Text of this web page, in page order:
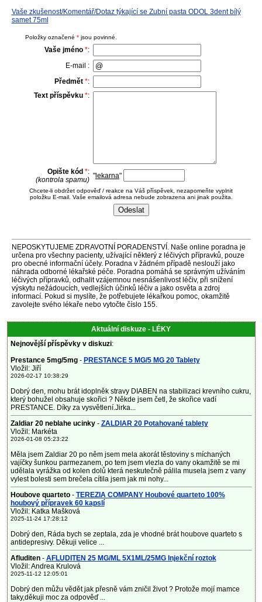
Vaše zkušenost/Komentář/Dotaz týkající se Zubní pasta ODOL 3dent bílý
samet 75ml
Položky označené * jsou povinné.
Vaše jméno *:
E-mail :
Předmět *:
Text příspěvku *:
Opište kód *:
(kontrola spamu) " lekarna"
Chcete-li obdržet odpověď / reakce na Váš příspěvek, nezapomeňte vyplnit
položku E-mail. Vaše emailová adresa nebude zobrazena ani jinak použita.
NEPOSKYTUJEME ZDRAVOTNÍ PORADENSTVÍ. Naše online poradna je
určena pro všechny pacienty, užívající některý z léčivých přípravků, pouze
pro obecné informační účely. Poradna v žádném případě neslouží jako
náhrada odborné lékařské péče. Poradna pomáhá se správným užíváním
léčivých přípravků, odhalit vzájemnou nesnášenlivost léčiv, při snížení
výskytu nežádoucích, vedlejších účinků léčiv a jako osvěta a zdroj
informací. Pokud si myslíte, že potřebujete lékařkou pomoc, okamžitě
zavolejte svého lékaře nebo vytočte číslo 155.
Aktuální diskuze - LÉKY
Nejnovější příspěvky v diskuzi:
Prestance 5mg/5mg- PRESTANCE 5 MG/5 MG 20 Tablety
Vložil: Jiří
2026-02-17 10:38:29
Dobrý den, mohu brát idoplněk stravy DIABEN na stabilizaci krevního cukru,
který bohužel obsahuje skořici ? Někde jsem četl, že skořice vadí
PRESTANCE. Díky za vysvětlení.Jirka...
Zaldiar 20 neblahe ucinky- ZALDIAR 20 Potahované tablety
Vložil: Markéta
2026-01-08 05:23:22
Měla jsem Zaldiar 20 po něm jsem mela akorát těstoviny s míchaných
vajíčky šunkou parmezanem, po tem jsem vlezla do vany okamžitě se mi
udělala vyrážka od kolen dolů která neskutečně pálila musela jsem z vany
vylest bolesti sem brečela cítila jsem jak mi nohy...
Houbove quarteto- TEREZIA COMPANY Houbové quarteto 100%
houbový přípravek 60 kapslí
Vložil: Katka Mašková
2025-11-24 17:28:12
Dobrý den, Ráda bych se zeptala, zda je vhodné brát houbove quarteto s
antidepresivy. Děkuji velice ...
Afluditen- AFLUDITEN 25 MG/ML 5X1ML/25MG Injekční roztok
Vložil: Andrea Krulová
2025-11-12 12:05:01
Dobrý den můžu vědět jak přesně vám zničil život ? Protože mojí mamce
taky,děkuji moc za odpověď ...